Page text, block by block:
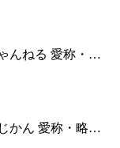
んねる 愛称・…
かん 愛称・略…